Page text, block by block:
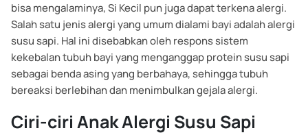
bisa mengalaminya, Si Kecil pun juga dapat terkena alergi.
Salah satu jenis alergi yang umum dialami bayi adalah alergi
susu sapi. Hal ini disebabkan oleh respons sistem
kekebalan tubuh bayi yang menganggap protein susu sapi
sebagai benda asing yang berbahaya, sehingga tubuh
bereaksi berlebihan dan menimbulkan gejala alergi.
Ciri-ciri Anak Alergi Susu Sapi